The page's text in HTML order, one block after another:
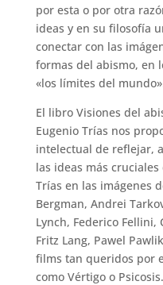
por esta o por otra
ideas y en su filosofía
conectar con las
formas del abismo, en
«los límites del
El libro Visiones del
Eugenio Trías nos
intelectual de reflejar,
las ideas más
Trías en las imágenes
Bergman, Andrei
Lynch, Federico Fellini,
Fritz Lang, Pawel
films tan queridos por
como Vértigo o Psicosis.